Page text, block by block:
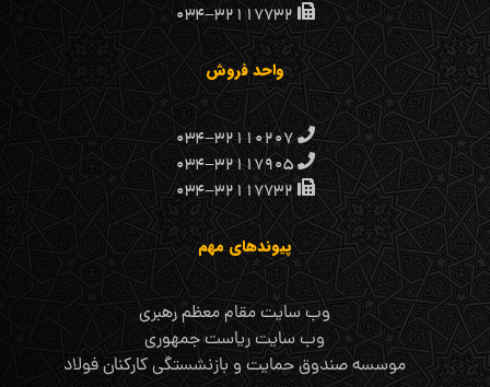
۰۳۴-۳۲۱۱۷۷۳۲
واحد فروش
۰۳۴-۳۲۱۱۰۲۰۷
۰۳۴-۳۲۱۱۷۹۰۵
۰۳۴-۳۲۱۱۷۷۳۲
پیوندهای مهم
وب سایت مقام معظم رهبری
وب سایت ریاست جمهوری
موسسه صندوق حمایت و بازنشستگی کارکنان فولاد